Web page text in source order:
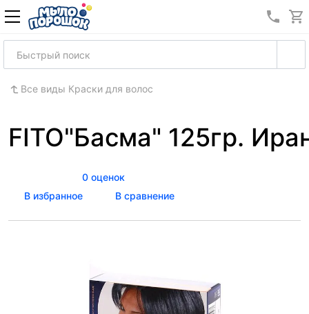
8
Все виды Краски для волос
FITO"Басма" 125гр.
0 оценок
В избранное
В сравнение